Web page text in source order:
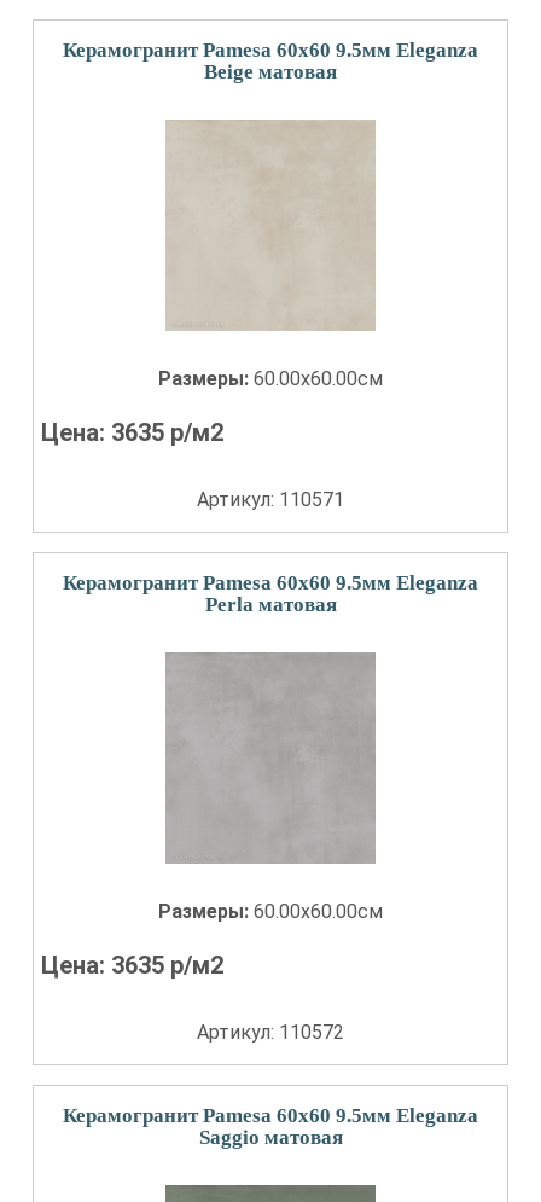
Керамогранит Pamesa 60x60 9.5мм Eleganza
Beige матовая
Размеры: 60.00x60.00см
Цена: 3635 р/м2
Артикул: 110571
Керамогранит Pamesa 60x60 9.5мм Eleganza
Perla матовая
Размеры: 60.00x60.00см
Цена: 3635 р/м2
Артикул: 110572
Керамогранит Pamesa 60x60 9.5мм Eleganza
Saggio матовая